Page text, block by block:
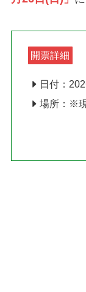
開票詳細
日付：
場所：※